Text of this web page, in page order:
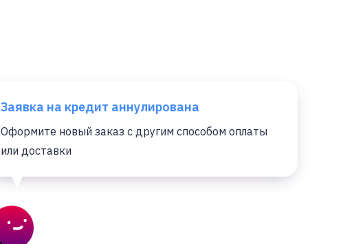
Заявка на кредит аннулирована
Оформите новый заказ с другим способом оплаты
или доставки